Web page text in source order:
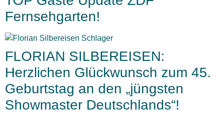
Fernsehgarten!
FLORIAN SILBEREISEN:
Herzlichen Glückwunsch zum 45.
Geburtstag an den „jüngsten
Showmaster Deutschlands“!